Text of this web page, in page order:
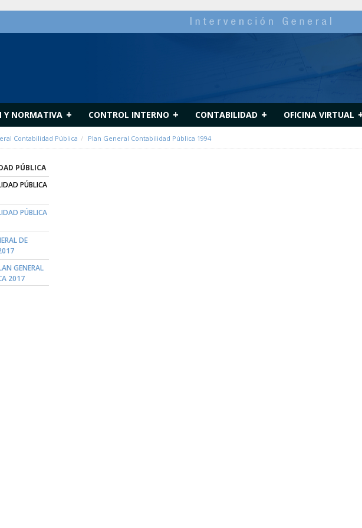
Y NORMATIVA + CONTROL INTERNO + CONTABILIDAD + OFICINA VIRTUAL
Contabilidad Pública Plan General Contabilidad Pública 1994
PÚBLICA
PÚBLICA
PÚBLICA
DE
GENERAL
2017